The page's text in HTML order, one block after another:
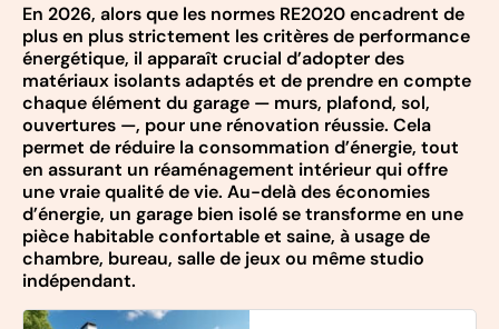
En 2026, alors que les normes RE2020 encadrent de
plus en plus strictement les critères de performance
énergétique, il apparaît crucial d’adopter des
matériaux isolants adaptés et de prendre en compte
chaque élément du garage — murs, plafond, sol,
ouvertures —, pour une rénovation réussie. Cela
permet de réduire la consommation d’énergie, tout
en assurant un réaménagement intérieur qui offre
une vraie qualité de vie. Au-delà des économies
d’énergie, un garage bien isolé se transforme en une
pièce habitable confortable et saine, à usage de
chambre, bureau, salle de jeux ou même studio
indépendant.